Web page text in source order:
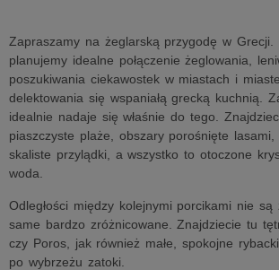
Zapraszamy na żeglarską przygodę w Grecji.
planujemy idealne połączenie żeglowania,
poszukiwania ciekawostek w miastach i
delektowania się wspaniałą grecką kuchnią.
idealnie nadaje się właśnie do tego.
piaszczyste plaże, obszary porośnięte
skaliste przylądki, a wszystko to otoczone
woda.
Odległości między kolejnymi porcikami nie
same bardzo zróżnicowane. Znajdziecie tu
czy Poros, jak również małe, spokojne
po wybrzeżu zatoki.